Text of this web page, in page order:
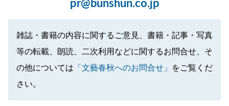
pr@bunshun.co.jp
雑誌・書籍の内容に関するご意見、書籍・記事・写真
等の転載、朗読、二次利用などに関するお問合せ、そ
の他については 「文藝春秋へのお問合せ」
をご覧くだ
さい。